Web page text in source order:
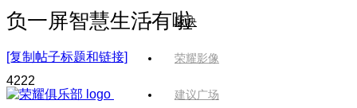
版块
荣耀影像
建议广场
负一屏智慧生活有啦
[复制帖子标题和链接]
4222